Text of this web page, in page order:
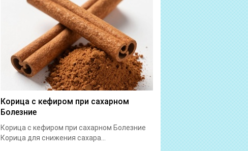
Корица с кефиром при сахарном
Болезние
Корица с кефиром при сахарном Болезние
Корица для снижения сахара...